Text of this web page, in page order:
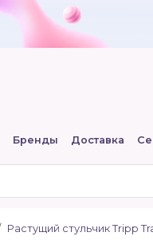
Бренды Доставка
Растущий стульчик Tripp